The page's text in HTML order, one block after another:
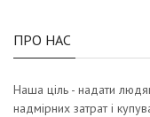
ПРО НАС
Наша ціль - надати
надмірних затрат і